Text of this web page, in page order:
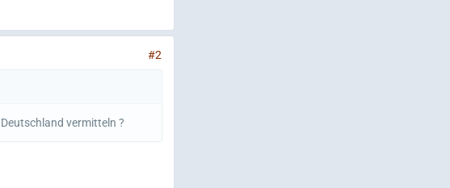
#2
vermitteln ?